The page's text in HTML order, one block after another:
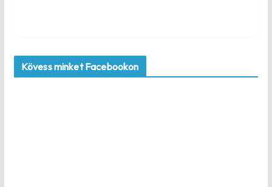
Kövess minket Facebookon